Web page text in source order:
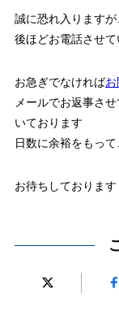
誠に恐れ入ります
後ほどお電話させ
お急ぎでなければお
メールでお返事さ
いております
日数に余裕をもっ
お待ちしております